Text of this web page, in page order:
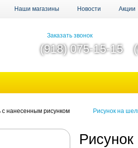
Наши магазины Новости Акции
Заказать звонок
(918) 075-15-15
с нанесенным рисунком Рисунок на